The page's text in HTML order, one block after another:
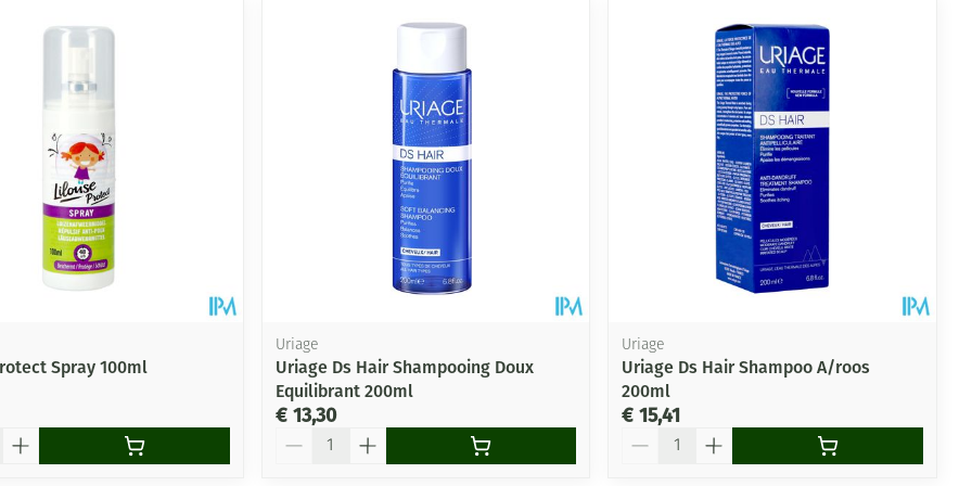
maximale prijswaarden aan te passen.
Spray 100ml
Uriage
Uriage Ds Hair Shampooing Doux
Equilibrant 200ml
€ 13,30
Uriage
Uriage Ds Hair Shampoo A/roos
200ml
€ 15,41